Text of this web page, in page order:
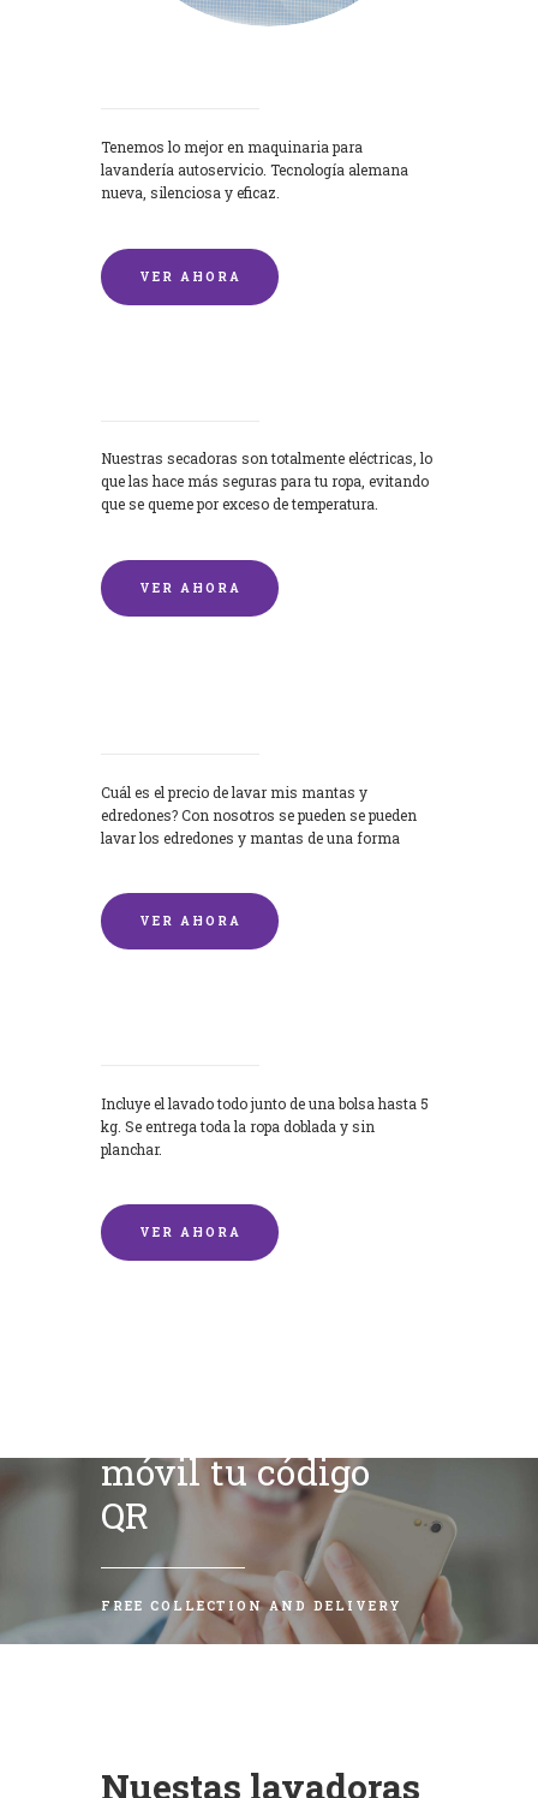
Tenemos lo mejor en maquinaria para
lavandería autoservicio. Tecnología alemana
nueva, silenciosa y eficaz.
VER AHORA
Nuestras secadoras son totalmente eléctricas, lo
que las hace más seguras para tu ropa, evitando
que se queme por exceso de temperatura.
VER AHORA
Cuál es el precio de lavar mis mantas y
edredones? Con nosotros se pueden se pueden
lavar los edredones y mantas de una forma
VER AHORA
Incluye el lavado todo junto de una bolsa hasta 5
kg. Se entrega toda la ropa doblada y sin
planchar.
VER AHORA
móvil tu código
QR
FREE COLLECTION AND DELIVERY
Nuestas lavadoras